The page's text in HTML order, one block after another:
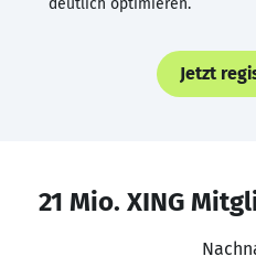
Jetzt
21 Mio. XING